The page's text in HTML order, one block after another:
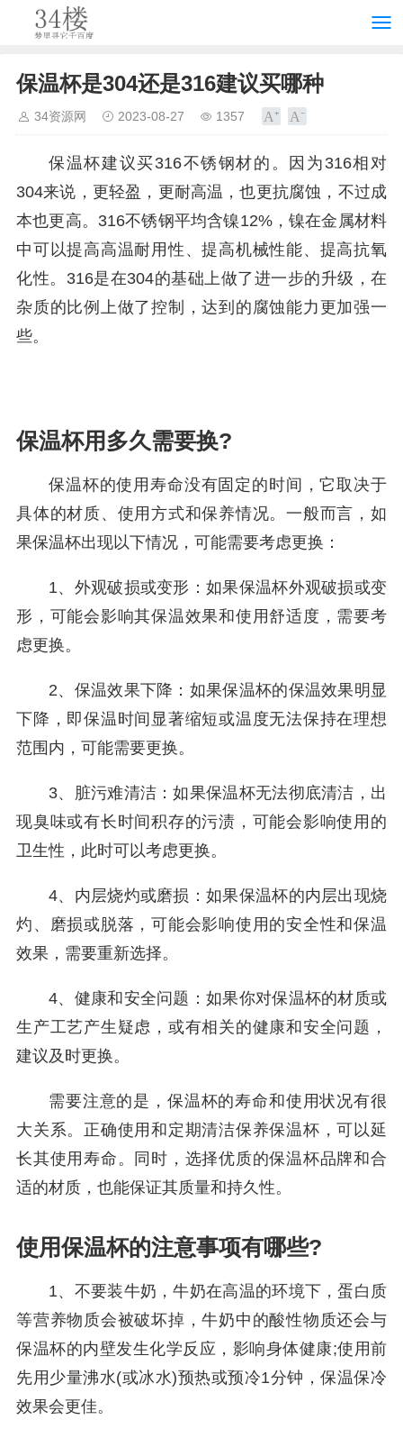
保温杯是304还是316建议买哪种
34资源网 2023-08-27 1357
保温杯建议买316不锈钢材的。因为316相对
304来说，更轻盈，更耐高温，也更抗腐蚀，不过成
本也更高。316不锈钢平均含镍12%，镍在金属材料
中可以提高高温耐用性、提高机械性能、提高抗氧
化性。316是在304的基础上做了进一步的升级，在
杂质的比例上做了控制，达到的腐蚀能力更加强一
些。
保温杯用多久需要换?
保温杯的使用寿命没有固定的时间，它取决于
具体的材质、使用方式和保养情况。一般而言，如
果保温杯出现以下情况，可能需要考虑更换：
1、外观破损或变形：如果保温杯外观破损或变
形，可能会影响其保温效果和使用舒适度，需要考
虑更换。
2、保温效果下降：如果保温杯的保温效果明显
下降，即保温时间显著缩短或温度无法保持在理想
范围内，可能需要更换。
3、脏污难清洁：如果保温杯无法彻底清洁，出
现臭味或有长时间积存的污渍，可能会影响使用的
卫生性，此时可以考虑更换。
4、内层烧灼或磨损：如果保温杯的内层出现烧
灼、磨损或脱落，可能会影响使用的安全性和保温
效果，需要重新选择。
4、健康和安全问题：如果你对保温杯的材质或
生产工艺产生疑虑，或有相关的健康和安全问题，
建议及时更换。
需要注意的是，保温杯的寿命和使用状况有很
大关系。正确使用和定期清洁保养保温杯，可以延
长其使用寿命。同时，选择优质的保温杯品牌和合
适的材质，也能保证其质量和持久性。
使用保温杯的注意事项有哪些?
1、不要装牛奶，牛奶在高温的环境下，蛋白质
等营养物质会被破坏掉，牛奶中的酸性物质还会与
保温杯的内壁发生化学反应，影响身体健康;使用前
先用少量沸水(或冰水)预热或预冷1分钟，保温保冷
效果会更佳。